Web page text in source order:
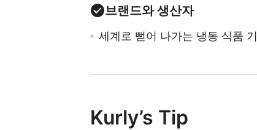
브랜드와 생산자
세계로 뻗어 나가는 냉동 식품
Kurly’s Tip